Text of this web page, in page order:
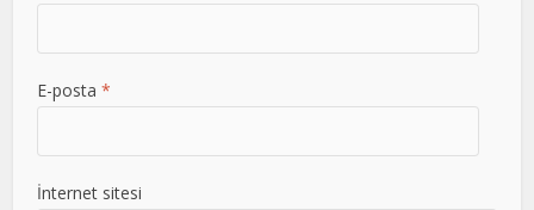
E-posta*
İnternet sitesi